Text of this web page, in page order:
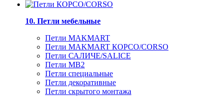
10. Петли мебельные
Петли MAKMART
Петли MAKMART КОРСО/CORSO
Петли САЛИЧЕ/SALICE
Петли MB2
Петли специальные
Петли декоративные
Петли скрытого монтажа